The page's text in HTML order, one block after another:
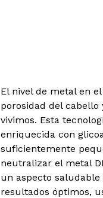
El nivel de metal en
porosidad del cabello
vivimos. Esta
enriquecida con
suficientemente
neutralizar el metal
un aspecto
resultados óptimos,